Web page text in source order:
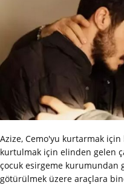
Azize, Cemo'yu kurtarmak
kurtulmak için elinden gelen
çocuk esirgeme kurumundan
götürülmek üzere araçlara